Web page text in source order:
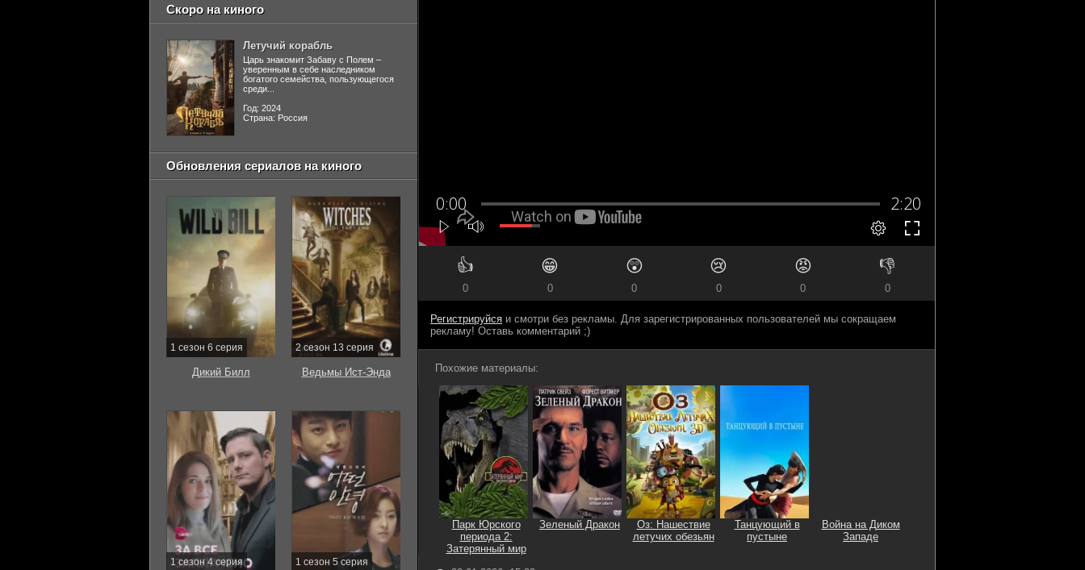
👍
0
😁
0
😲
0
😢
0
😡
0
👎
0
Регистрируйся и смотри без рекламы. Для зарегистрированных пользователей мы сокращаем
рекламу! Оставь комментарий ;)
Похожие материалы:
Парк Юрского
периода 2:
Затерянный мир
Зеленый Дракон
Оз: Нашествие
летучих обезьян
Танцующий в
пустыне
Война на Диком
Западе
Скоро на киного
Летучий корабль
Царь знакомит Забаву с Полем –
уверенным в себе наследником
богатого семейства, пользующегося
среди...
Год: 2024
Страна: Россия
Обновления сериалов на киного
1 сезон 6 серия
Дикий Билл
2 сезон 13 серия
Ведьмы Ист-Энда
1 сезон 4 серия 1 сезон 5 серия